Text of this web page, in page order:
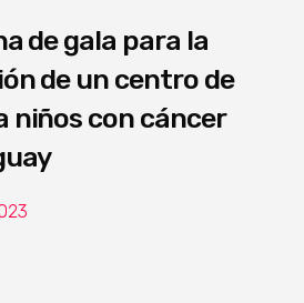
de gala para la
de un centro de
niños con cáncer